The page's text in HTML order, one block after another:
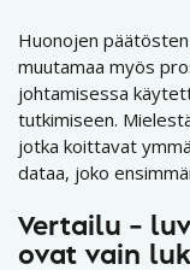
Huonojen
muutamaa myös
johtamisessa
tutkimiseen.
jotka koittavat
dataa, joko
Vertailu –
ovat vain